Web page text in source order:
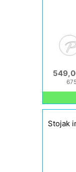
Stojak